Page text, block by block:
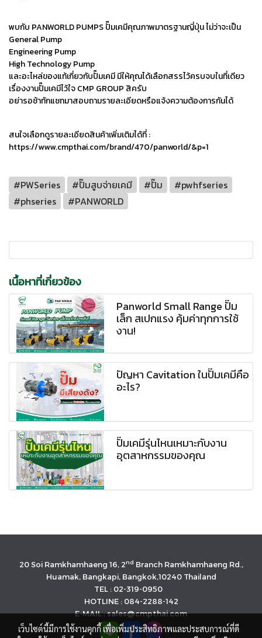
พบกับ PANWORLD PUMPS ปั๊มเคมีคุณภาพมาตรฐานญี่ปุ่น ไม่ว่าจะเป็น
General Pump
Engineering Pump
High Technology Pump
และอะไหล่ของแท้เกี่ยวกับปั๊มเคมี มีให้คุณได้เลือกสรรไว้ครบจบในที่เดียว
เรื่องงานปั๊มเคมีไว้ใจ CMP GROUP สิครับ
อย่ารอช้าทักแชทมาสอบถามรายละเอียดหรือแจ้งความต้องการกันได้
สนใจเลือกดูรายละเอียดสินค้าเพิ่มเติมได้ที่ :
https://www.cmpthai.com/brand/470/panworld/&p=1
#PWSeries #ปั๊มสูบจ่ายเคมี #ปั๊ม
#pwhfseries
#phseries
#PANWORLD
เนื้อหาที่เกี่ยวข้อง
Panworld Small Range ปั๊ม
เล็ก สเปกแรง คุ้มค่าทุกการใช้
งาน!
ปัญหา Cavitation ในปั๊มเคมีคือ
อะไร?
ปั๊มเคมีรุ่นไหนเหมาะกับงาน
อุตสาหกรรมของคุณ
20 Soi Ramkhamhaeng 16, 2nd Branch Ramkhamhaeng Rd.,
Huamak, Bangkapi, Bangkok,10240 Thailand
TEL : 02-319-0950
HOTLINE : 084-2288-142
E-MAIL : sales@cmpthai.com
เว็บไซต์นี้มีการใช้งานคุกกี้ เพื่อเพิ่มประสิทธิภาพและประสบการณ์ที่ดี